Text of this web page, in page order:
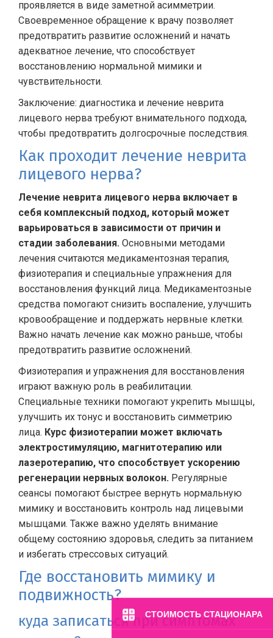
СТОИМОСТЬ СТАЦИОНАРА
проявляется в виде заметной асимметрии.
Своевременное обращение к врачу позволяет
предотвратить развитие осложнений и начать
адекватное лечение, что способствует
восстановлению нормальной мимики и
чувствительности.
Заключение: диагностика и лечение неврита
лицевого нерва требуют внимательного подхода,
чтобы предотвратить долгосрочные последствия.
Как проходит лечение неврита
лицевого нерва?
Лечение неврита лицевого нерва включает в
себя комплексный подход, который может
варьироваться в зависимости от причин и
стадии заболевания. Основными методами
лечения считаются медикаментозная терапия,
физиотерапия и специальные упражнения для
восстановления функций лица. Медикаментозные
средства помогают снизить воспаление, улучшить
кровообращение и поддержать нервные клетки.
Важно начать лечение как можно раньше, чтобы
предотвратить развитие осложнений.
Физиотерапия и упражнения для восстановления
играют важную роль в реабилитации.
Специальные техники помогают укрепить мышцы,
улучшить их тонус и восстановить симметрию
лица. Курс физиотерапии может включать
электростимуляцию, магнитотерапию или
лазеротерапию, что способствует ускорению
регенерации нервных волокон. Регулярные
сеансы помогают быстрее вернуть нормальную
мимику и восстановить контроль над лицевыми
мышцами. Также важно уделять внимание
общему состоянию здоровья, следить за питанием
и избегать стрессовых ситуаций.
Где восстановить мимику и
подвижность?
куда записаться при симптомах